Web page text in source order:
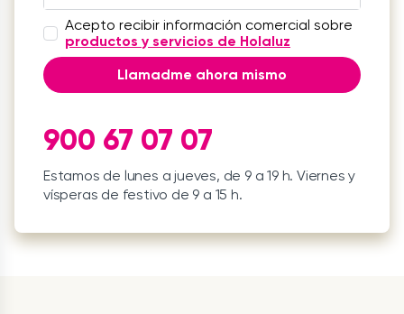
Acepto recibir información comercial sobre
productos y servicios de Holaluz
Llamadme ahora mismo
900 67 07 07
Estamos de lunes a jueves, de 9 a 19 h. Viernes y
vísperas de festivo de 9 a 15 h.